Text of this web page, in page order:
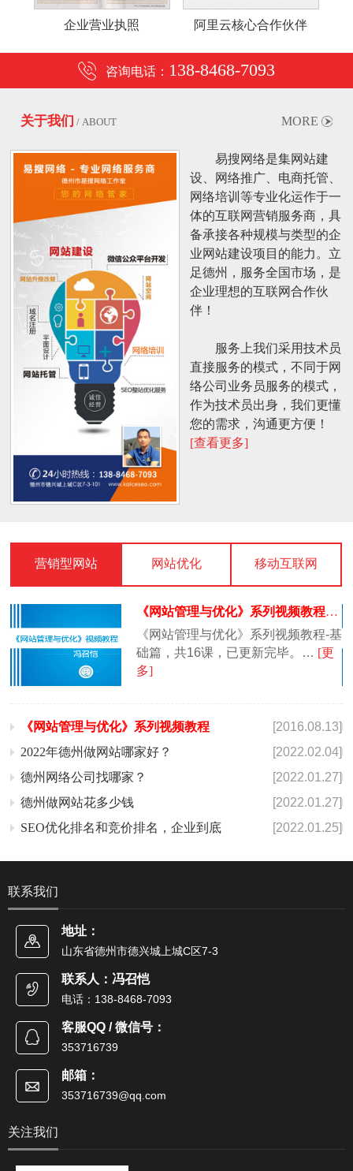
企业营业执照 阿里云核心合作伙伴
咨询电话： 138-8468-7093
关于我们 / ABOUT MORE
易搜网络是集网站建
设、网络推广、电商托管、
网络培训等专业化运作于一
体的互联网营销服务商，具
备承接各种规模与类型的企
业网站建设项目的能力。立
足德州，服务全国市场，是
企业理想的互联网合作伙
伴！
服务上我们采用技术员
直接服务的模式，不同于网
络公司业务员服务的模式，
作为技术员出身，我们更懂
您的需求，沟通更方便！
[查看更多]
营销型网站 网站优化 移动互联网
《网站管理与优化》系列视频教程…
《网站管理与优化》系列视频教程-基
础篇，共16课，已更新完毕。… [更
多]
《网站管理与优化》系列视频教程
[2016.08.13]
2022年德州做网站哪家好？
[2022.02.04]
德州网络公司找哪家？
[2022.01.27]
德州做网站花多少钱
[2022.01.27]
SEO优化排名和竞价排名，企业到底
[2022.01.25]
联系我们
地址：
山东省德州市德兴城上城C区7-3
联系人：冯召恺
电话：138-8468-7093
客服QQ / 微信号：
353716739
邮箱：
353716739@qq.com
关注我们